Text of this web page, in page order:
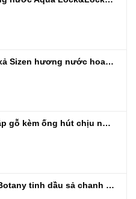
Túi nước giặt xả Sizen hương nước hoa 500 ml
Ly thuỷ tinh nắp gỗ kèm ống hút chịu nhiệt 500ml
Nước lau sàn Botany tinh dầu sả chanh chai 3.9kg